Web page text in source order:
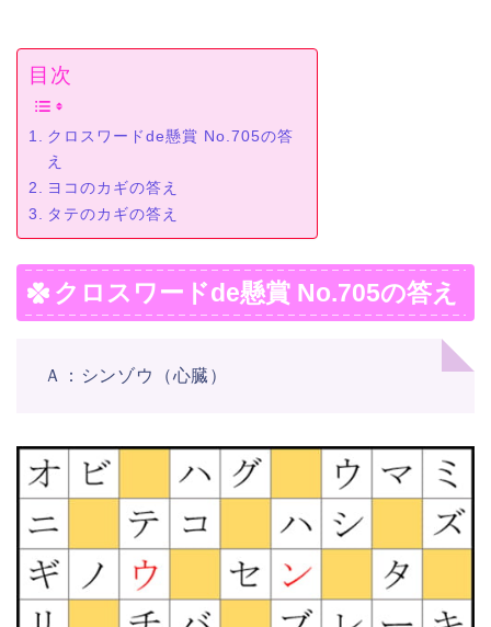
目次
クロスワードde懸賞 No.705の答
え
ヨコのカギの答え
タテのカギの答え
クロスワードde懸賞 No.705の答え
Ａ：シンゾウ（心臓）